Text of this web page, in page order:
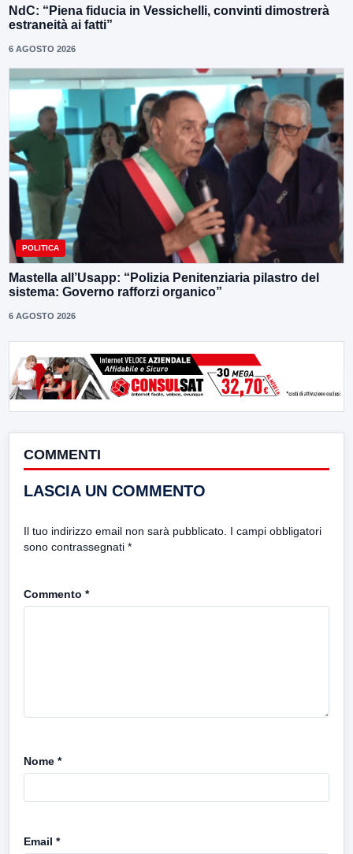
NdC: “Piena fiducia in Vessichelli, convinti dimostrerà
estraneità ai fatti”
6 AGOSTO 2026
POLITICA
Mastella all’Usapp: “Polizia Penitenziaria pilastro del
sistema: Governo rafforzi organico”
6 AGOSTO 2026
COMMENTI
LASCIA UN COMMENTO
Il tuo indirizzo email non sarà pubblicato. I campi obbligatori
sono contrassegnati *
Commento *
Nome *
Email *